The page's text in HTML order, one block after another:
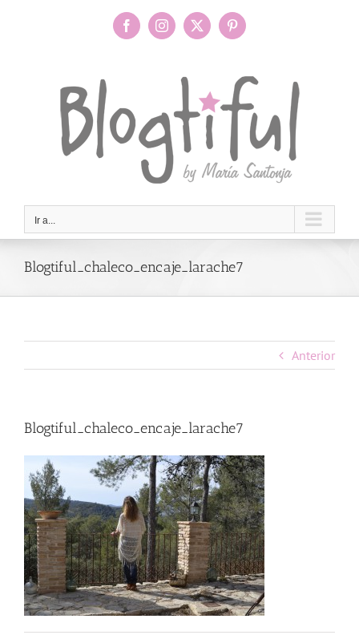
FacebookInstagram
X Pinterest
Ir a...
Blogtiful_chaleco_encaje_larache7
Anterior
Blogtiful_chaleco_encaje_larache7